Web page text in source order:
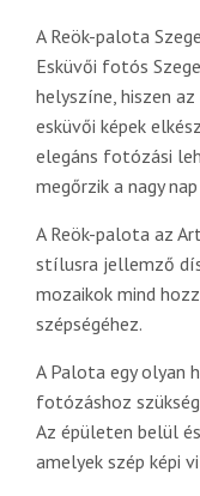
A Reök-palota
Esküvői fotós
helyszíne, hiszen
esküvői képek
elegáns fotózási
megőrzik a nagy
A Reök-palota az
stílusra jellemző
mozaikok mind
szépségéhez.
A Palota egy olyan
fotózáshoz
Az épületen belül
amelyek szép képi